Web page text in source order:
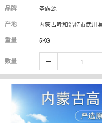
品牌
圣露源
产地
内蒙古呼和浩特市武川
重量
5KG
数量